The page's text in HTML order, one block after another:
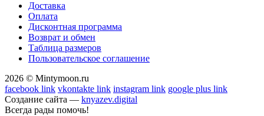
Доставка
Оплата
Дисконтная программа
Возврат и обмен
Таблица размеров
Пользовательское соглашение
2026 © Mintymoon.ru
facebook link vkontakte link instagram link google plus link
Создание сайта — knyazev.digital
Всегда рады помочь!